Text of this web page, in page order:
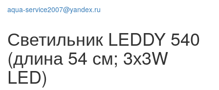
aqua-service2007@yandex.ru
Светильник LEDDY 540
(длина 54 см; 3х3W
LED)